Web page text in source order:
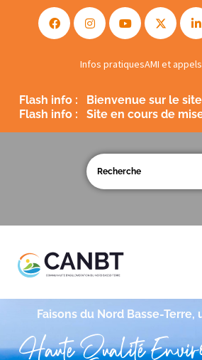
Flash info :
Bienvenue sur le
Flash info :
Site en cours de
Infos pratiquesAMI et
Faisons du Nord Basse-Terre,
Haute Qualité